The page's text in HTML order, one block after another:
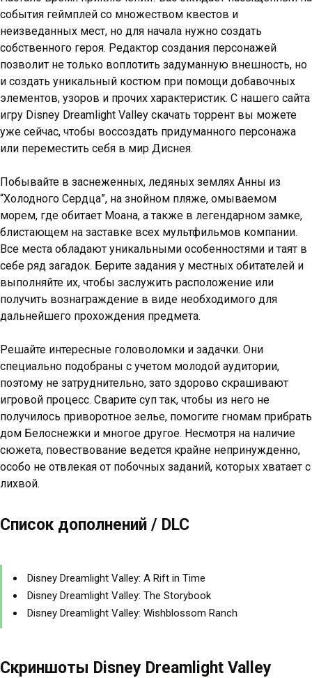
события геймплей со множеством квестов и
неизведанных мест, но для начала нужно создать
собственного героя. Редактор создания персонажей
позволит не только воплотить задуманную внешность, но
и создать уникальный костюм при помощи добавочных
элементов, узоров и прочих характеристик. С нашего сайта
игру Disney Dreamlight Valley скачать торрент вы можете
уже сейчас, чтобы воссоздать придуманного персонажа
или переместить себя в мир Диснея.
Побывайте в заснеженных, ледяных землях Анны из
“Холодного Сердца”, на знойном пляже, омываемом
морем, где обитает Моана, а также в легендарном замке,
блистающем на заставке всех мультфильмов компании.
Все места обладают уникальными особенностями и таят в
себе ряд загадок. Берите задания у местных обитателей и
выполняйте их, чтобы заслужить расположение или
получить вознаграждение в виде необходимого для
дальнейшего прохождения предмета.
Решайте интересные головоломки и задачки. Они
специально подобраны с учетом молодой аудитории,
поэтому не затруднительно, зато здорово скрашивают
игровой процесс. Сварите суп так, чтобы из него не
получилось приворотное зелье, помогите гномам прибрать
дом Белоснежки и многое другое. Несмотря на наличие
сюжета, повествование ведется крайне непринужденно,
особо не отвлекая от побочных заданий, которых хватает с
лихвой.
Список дополнений / DLC
Disney Dreamlight Valley: A Rift in Time
Disney Dreamlight Valley: The Storybook
Disney Dreamlight Valley: Wishblossom Ranch
Скриншоты Disney Dreamlight Valley